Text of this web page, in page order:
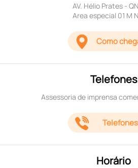
AV. Hélio Prates -
Area especial 01 M
Como
Telefones
Assessoria de imprensa
Telefones
Horário